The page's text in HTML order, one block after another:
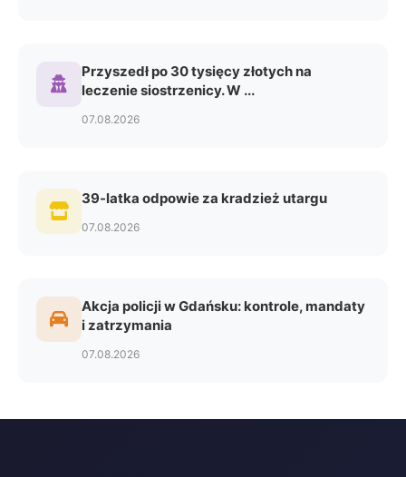
Przyszedł po 30 tysięcy złotych na
leczenie siostrzenicy. W ...
07.08.2026
39-latka odpowie za kradzież utargu
07.08.2026
Akcja policji w Gdańsku: kontrole, mandaty
i zatrzymania
07.08.2026